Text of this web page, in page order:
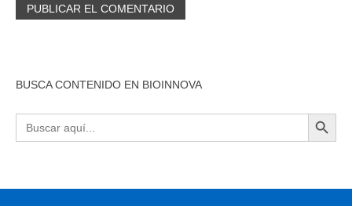
BUSCA CONTENIDO EN BIOINNOVA
Buscar: BOTÓN DE